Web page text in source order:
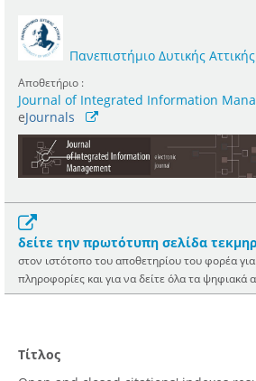
Πανεπιστήμιο Δυτικής
Αποθετήριο :
Journal of Integrated Information
eJournals
δείτε την πρωτότυπη σελίδα
στον ιστότοπο του αποθετηρίου του φορέα
πληροφορίες και για να δείτε όλα τα ψηφιακά
Τίτλος